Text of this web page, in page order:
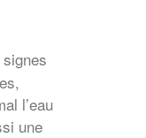
l’eau
une